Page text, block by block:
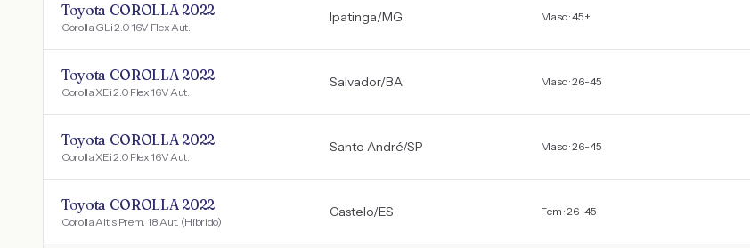
Toyota COROLLA 2022
Corolla GLi 2.0 16V Flex Aut.
Ipatinga/MG Masc · 45+
Toyota COROLLA 2022
Corolla XEi 2.0 Flex 16V Aut.
Salvador/BA Masc · 26-45
Toyota COROLLA 2022
Corolla XEi 2.0 Flex 16V Aut.
Santo André/SP Masc · 26-45
Toyota COROLLA 2022
Corolla Altis Prem. 1.8 Aut. (Híbrido)
Castelo/ES Fem · 26-45